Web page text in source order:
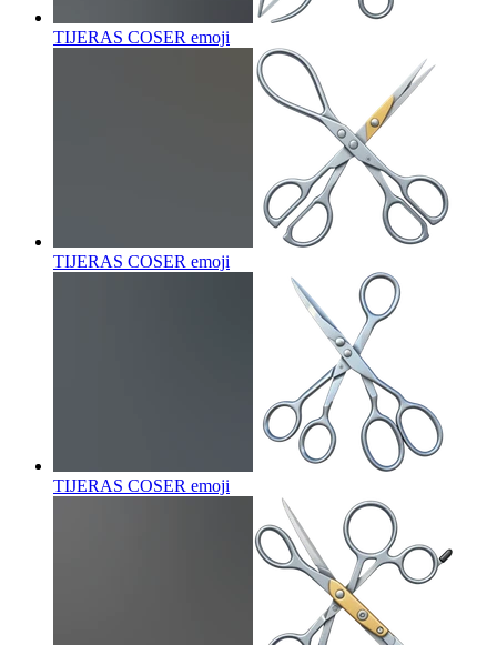
TIJERAS COSER emoji
TIJERAS COSER emoji
TIJERAS COSER emoji